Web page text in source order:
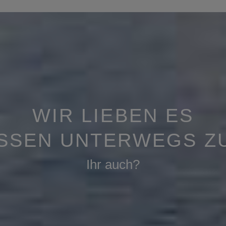
WIR LIEBEN ES
UNTERWEGS
Ihr auch?